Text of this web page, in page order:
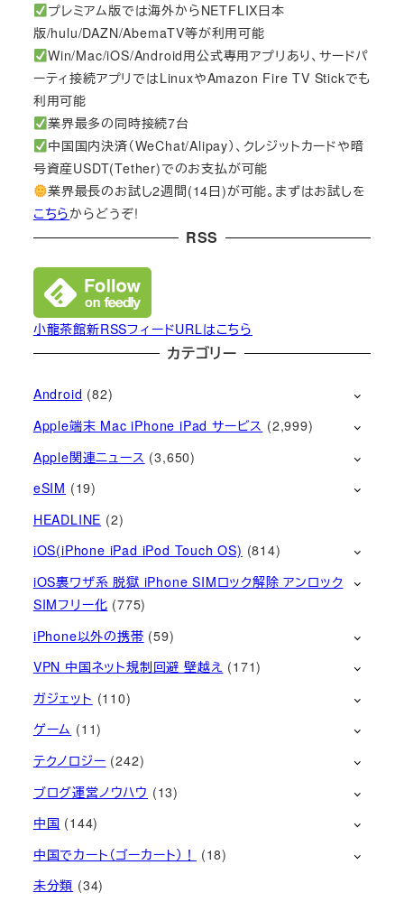
プレミアム版では海外からNETFLIX日本
版/hulu/DAZN/AbemaTV等が利用可能
Win/Mac/iOS/Android用公式専用アプリあり、サードパ
ーティ接続アプリではLinuxやAmazon Fire TV Stickでも
利用可能
業界最多の同時接続7台
中国国内決済（WeChat/Alipay）、クレジットカードや暗
号資産USDT(Tether)でのお支払が可能
業界最長のお試し2週間(14日)が可能。まずはお試しを
こちらからどうぞ!
RSS
小龍茶館新RSSフィードURLはこちら
カテゴリー
Android (82)
Apple端末 Mac iPhone iPad サービス (2,999)
Apple関連ニュース (3,650)
eSIM (19)
HEADLINE (2)
iOS(iPhone iPad iPod Touch OS) (814)
iOS裏ワザ系 脱獄 iPhone SIMロック解除 アンロック
SIMフリー化 (775)
iPhone以外の携帯 (59)
VPN 中国ネット規制回避 壁越え (171)
ガジェット (110)
ゲーム (11)
テクノロジー (242)
ブログ運営ノウハウ (13)
中国 (144)
中国でカート（ゴーカート）！
(18)
未分類 (34)